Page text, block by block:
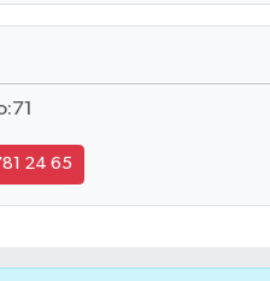
24 65